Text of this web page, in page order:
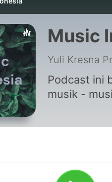
Music
Yuli Kresna
Podcast ini
musik -